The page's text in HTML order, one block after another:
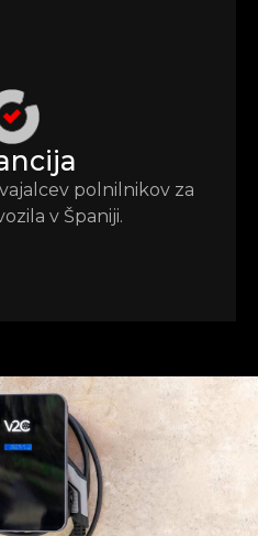
polnilnikov za
v Španiji.